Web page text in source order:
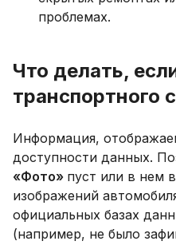
проблемах.
Что делать,
транспортного
Информация,
доступности данных.
«Фото» пуст или в нем
изображений
официальных базах
(например, не было